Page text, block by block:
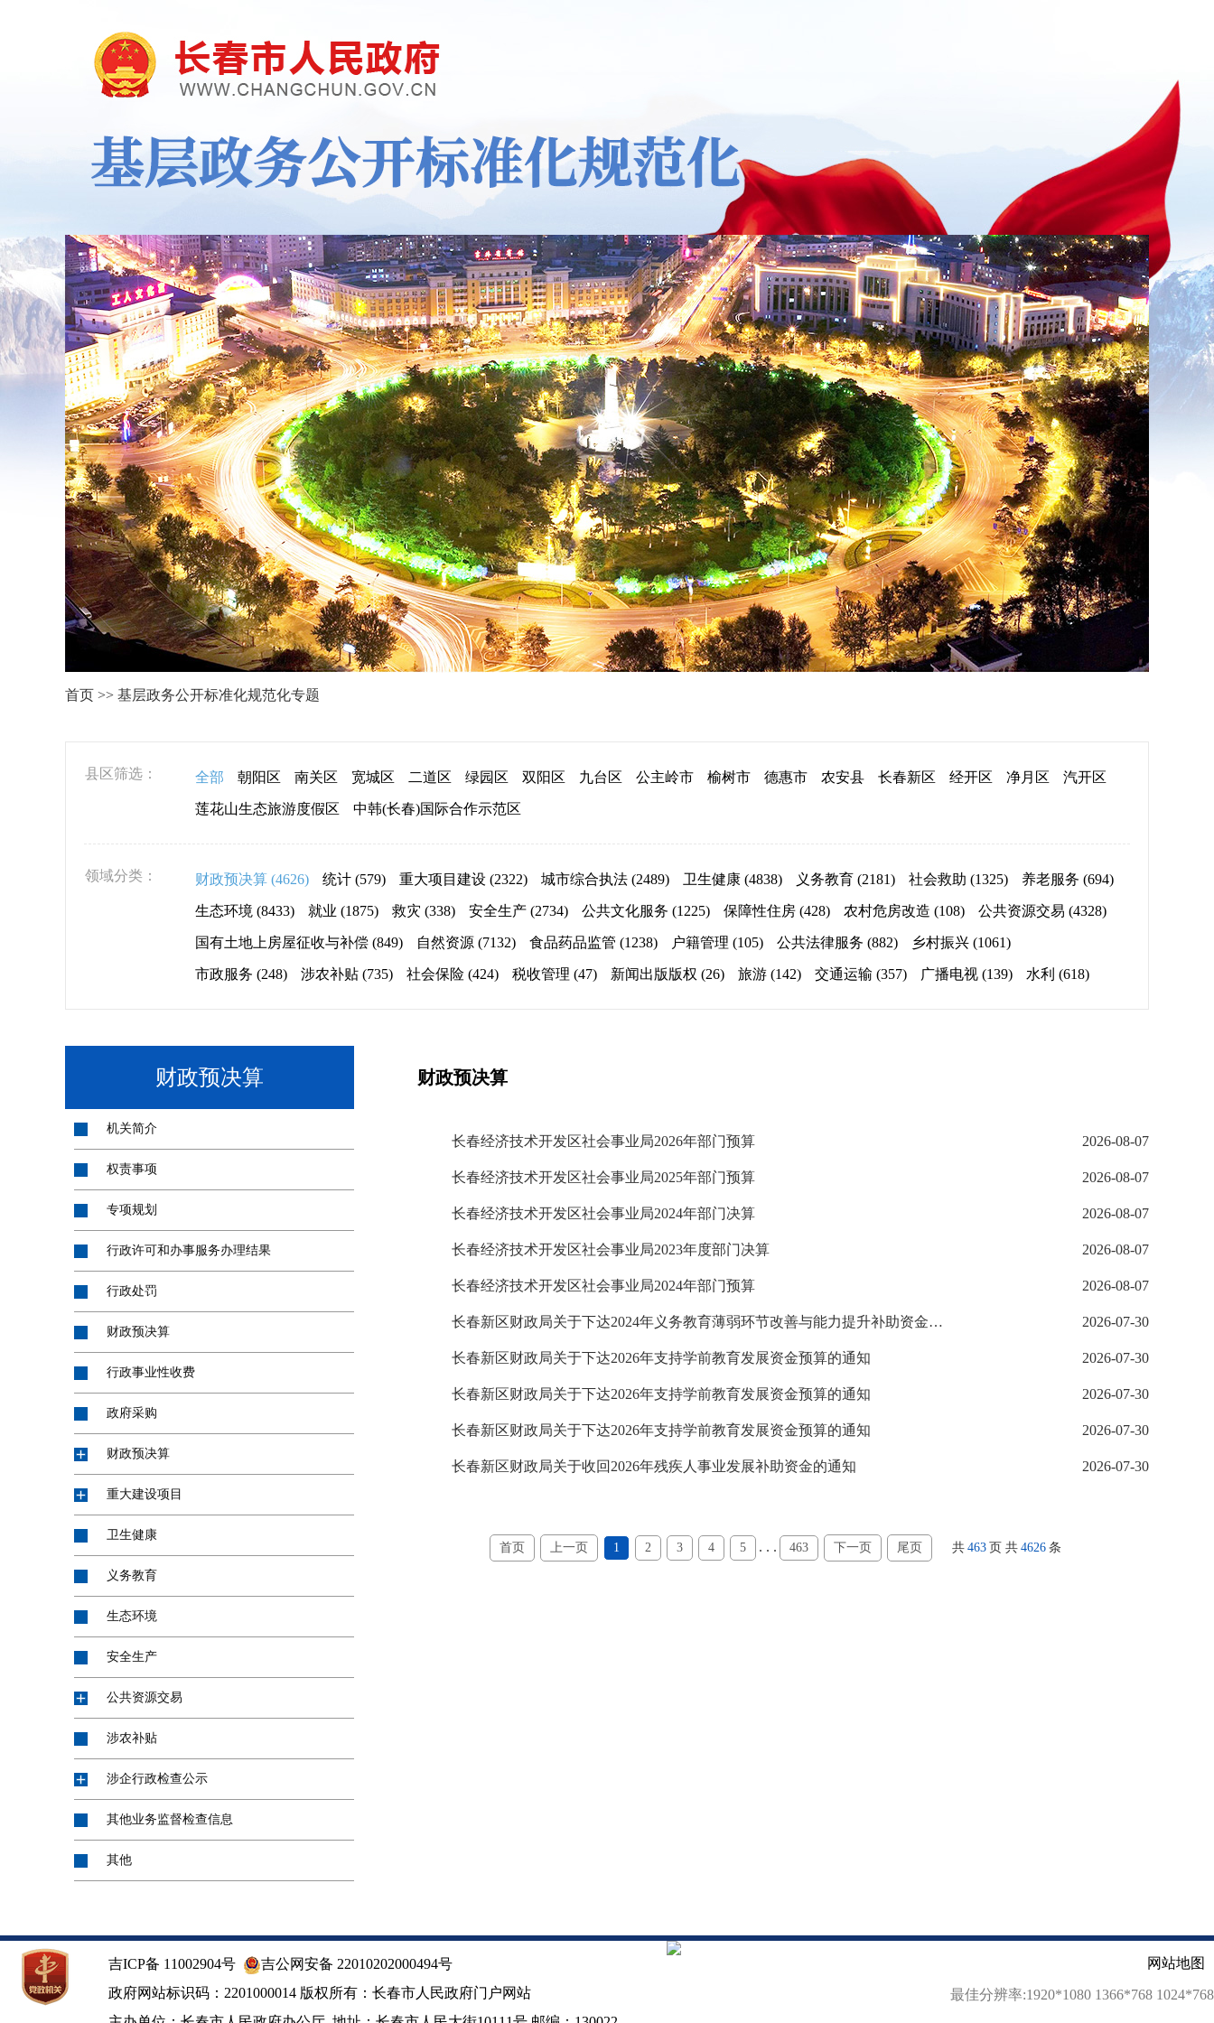
首页 >> 基层政务公开标准化规范化专题
县区筛选： 全部 朝阳区 南关区 宽城区 二道区 绿园区 双阳区 九台区 公主岭市 榆树市 德惠市 农安县 长春新区 经开区 净月区 汽开区
莲花山生态旅游度假区 中韩(长春)国际合作示范区
领域分类： 财政预决算 (4626) 统计 (579) 重大项目建设 (2322) 城市综合执法 (2489) 卫生健康 (4838) 义务教育 (2181) 社会救助 (1325) 养老服务 (694)
生态环境 (8433) 就业 (1875) 救灾 (338) 安全生产 (2734) 公共文化服务 (1225) 保障性住房 (428) 农村危房改造 (108) 公共资源交易 (4328)
国有土地上房屋征收与补偿 (849) 自然资源 (7132) 食品药品监管 (1238) 户籍管理 (105) 公共法律服务 (882) 乡村振兴 (1061)
市政服务 (248) 涉农补贴 (735) 社会保险 (424) 税收管理 (47) 新闻出版版权 (26) 旅游 (142) 交通运输 (357) 广播电视 (139) 水利 (618)
财政预决算
机关简介
权责事项
专项规划
行政许可和办事服务办理结果
行政处罚
财政预决算
行政事业性收费
政府采购
财政预决算
重大建设项目
卫生健康
义务教育
生态环境
安全生产
公共资源交易
涉农补贴
涉企行政检查公示
其他业务监督检查信息
其他
财政预决算
长春经济技术开发区社会事业局2026年部门预算 2026-08-07
长春经济技术开发区社会事业局2025年部门预算 2026-08-07
长春经济技术开发区社会事业局2024年部门决算 2026-08-07
长春经济技术开发区社会事业局2023年度部门决算 2026-08-07
长春经济技术开发区社会事业局2024年部门预算 2026-08-07
长春新区财政局关于下达2024年义务教育薄弱环节改善与能力提升补助资金的通知 2026-07-30
长春新区财政局关于下达2026年支持学前教育发展资金预算的通知 2026-07-30
长春新区财政局关于下达2026年支持学前教育发展资金预算的通知 2026-07-30
长春新区财政局关于下达2026年支持学前教育发展资金预算的通知 2026-07-30
长春新区财政局关于收回2026年残疾人事业发展补助资金的通知 2026-07-30
首页 上一页 1 2 3 4 5 . . . 463 下一页 尾页 共 463 页 共 4626 条